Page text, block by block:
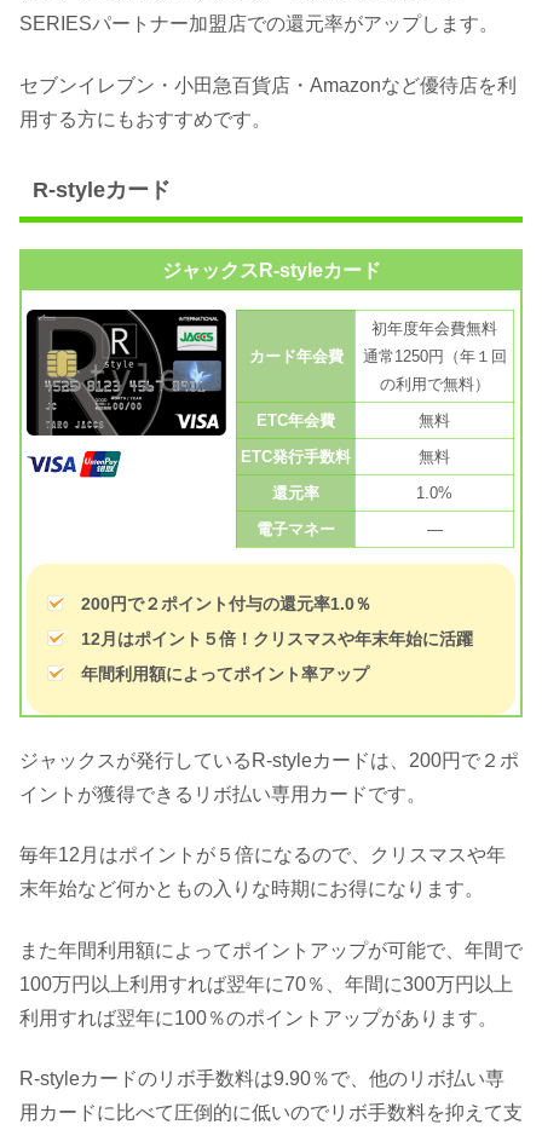
SERIESパートナー加盟店での還元率がアップします。
セブンイレブン・小田急百貨店・Amazonなど優待店を利
用する方にもおすすめです。
R-styleカード
ジャックスR-styleカード
カード年会費
初年度年会費無料
通常1250円（年１回
の利用で無料）
ETC年会費
無料
ETC発行手数料
無料
還元率
1.0%
電子マネー
—
200円で２ポイント付与の還元率1.0％
12月はポイント５倍！クリスマスや年末年始に活躍
年間利用額によってポイント率アップ
ジャックスが発行しているR-styleカードは、200円で２ポ
イントが獲得できるリボ払い専用カードです。
毎年12月はポイントが５倍になるので、クリスマスや年
末年始など何かともの入りな時期にお得になります。
また年間利用額によってポイントアップが可能で、年間で
100万円以上利用すれば翌年に70％、年間に300万円以上
利用すれば翌年に100％のポイントアップがあります。
R-styleカードのリボ手数料は9.90％で、他のリボ払い専
用カードに比べて圧倒的に低いのでリボ手数料を抑えて支